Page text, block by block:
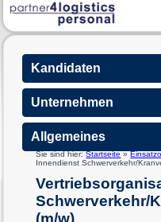
Kandidaten
Unternehmen
Allgemeines
Sie sind hier:Startseite »
Innendienst Schwerverkehr/
Schwerverkehr/